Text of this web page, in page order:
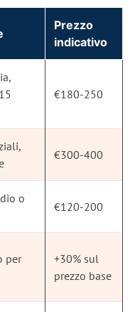
Prezzo
indicativo
€180-250
€300-400
o
€120-200
per
+30% sul
prezzo base